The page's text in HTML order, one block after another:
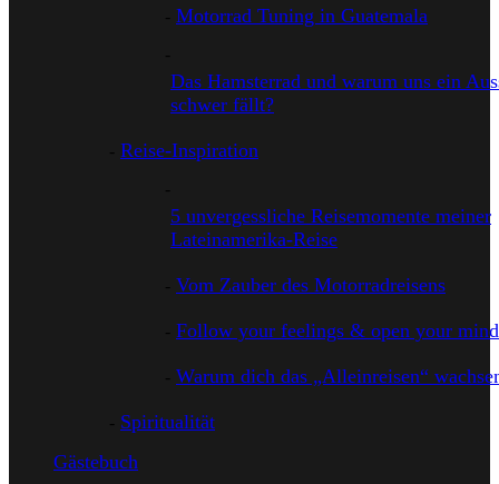
Motorrad Tuning in Guatemala
Das Hamsterrad und warum uns ein
schwer fällt?
Reise-Inspiration
5 unvergessliche Reisemomente meiner
Lateinamerika-Reise
Vom Zauber des Motorradreisens
Follow your feelings & open your
Warum dich das „Alleinreisen“
Spiritualität
Gästebuch